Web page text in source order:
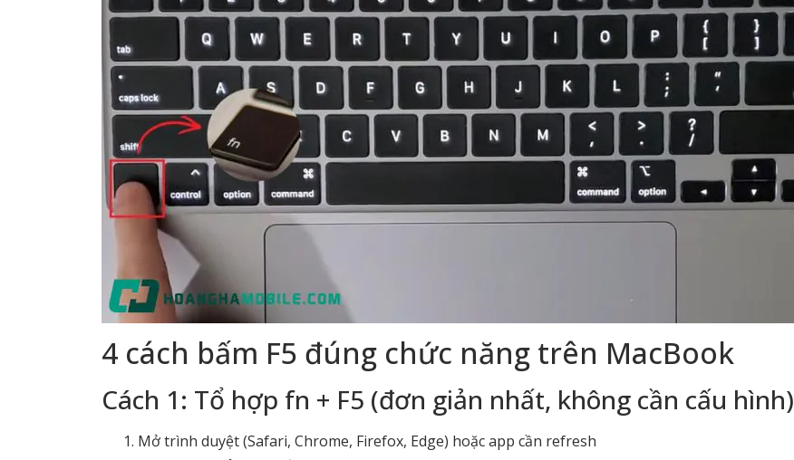
4 cách bấm F5 đúng chức năng trên MacBook
Cách 1: Tổ hợp fn + F5 (đơn giản nhất, không cần cấu hình)
Mở trình duyệt (Safari, Chrome, Firefox, Edge) hoặc app cần refresh